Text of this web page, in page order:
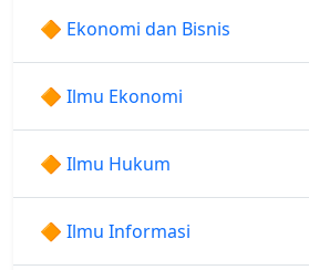
🔶 Ekonomi dan Bisnis
🔶 Ilmu Ekonomi
🔶 Ilmu Hukum
🔶 Ilmu Informasi